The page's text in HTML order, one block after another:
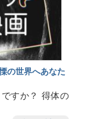
の世界へあなた
すか？ 得体の